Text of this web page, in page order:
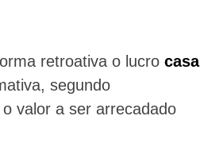
retroativa o lucro
segundo
valor a ser arrecadado